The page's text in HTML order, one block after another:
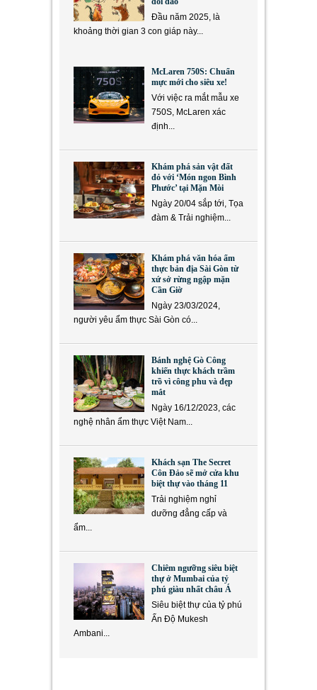
Đầu năm 2025, là
khoảng thời gian 3 con giáp này...
McLaren 750S: Chuẩn
mực mới cho siêu xe!
Với việc ra mắt mẫu xe
750S, McLaren xác
định...
Khám phá sản vật đất
đỏ với ‘Món ngon Bình
Phước’ tại Mặn Mòi
Ngày 20/04 sắp tới, Tọa
đàm & Trải nghiệm...
Khám phá văn hóa ẩm
thực bản địa Sài Gòn từ
xứ sở rừng ngập mặn
Cần Giờ
Ngày 23/03/2024,
người yêu ẩm thực Sài Gòn có...
Bánh nghệ Gò Công
khiến thực khách trầm
trồ vì công phu và đẹp
mắt
Ngày 16/12/2023, các
nghệ nhân ẩm thực Việt Nam...
Khách sạn The Secret
Côn Đảo sẽ mở cửa khu
biệt thự vào tháng 11
Trải nghiệm nghỉ
dưỡng đẳng cấp và
ẩm...
Chiêm ngưỡng siêu biệt
thự ở Mumbai của tỷ
phú giàu nhất châu Á
Siêu biệt thự của tỷ phú
Ấn Độ Mukesh
Ambani...